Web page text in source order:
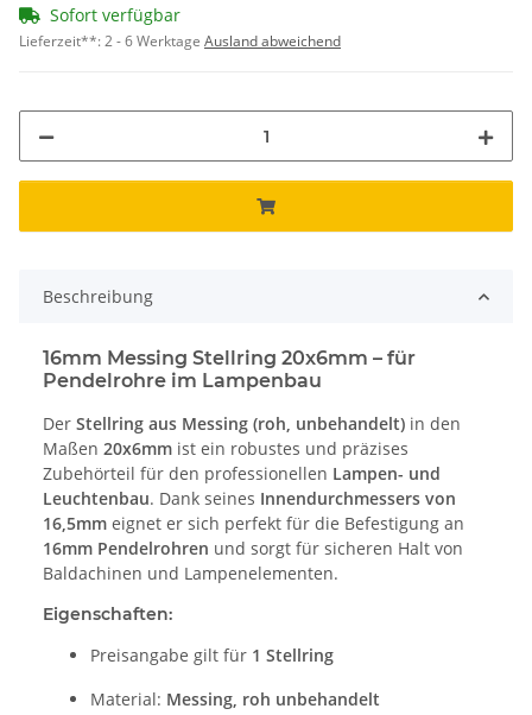
Sofort verfügbar
Lieferzeit**:2 - 6 Werktage Ausland abweichend
Beschreibung
16mm Messing Stellring 20x6mm – für
Pendelrohre im Lampenbau
Der Stellring aus Messing (roh, unbehandelt) in den
Maßen 20x6mm ist ein robustes und präzises
Zubehörteil für den professionellen Lampen- und
Leuchtenbau. Dank seines Innendurchmessers von
16,5mm eignet er sich perfekt für die Befestigung an
16mm Pendelrohren und sorgt für sicheren Halt von
Baldachinen und Lampenelementen.
Eigenschaften:
Preisangabe gilt für 1 Stellring
Material: Messing, roh unbehandelt